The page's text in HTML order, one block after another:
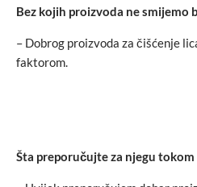
Bez kojih proizvoda ne smijemo
– Dobrog proizvoda za čišćenje
faktorom.
Šta preporučujte za njegu